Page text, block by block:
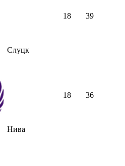
Слуцк
18 39
Нива
18 36